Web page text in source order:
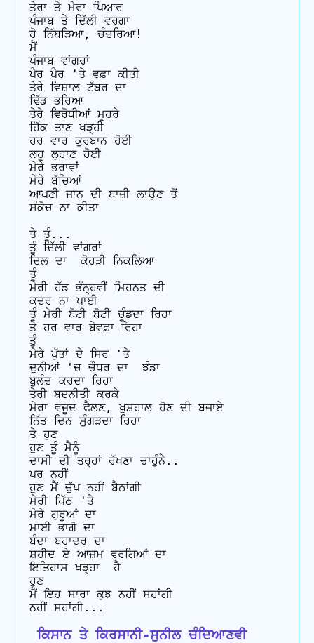
ਤੇਰਾ ਤੇ ਮੇਰਾ ਪਿਆਰ
ਪੰਜਾਬ ਤੇ ਦਿੱਲੀ ਵਰਗਾ
ਹੋ ਨਿੱਬੜਿਆ, ਚੰਦਰਿਆ!
ਮੈਂ
ਪੰਜਾਬ ਵਾਂਗਰਾਂ
ਪੈਰ ਪੈਰ 'ਤੇ ਵਫ਼ਾ ਕੀਤੀ
ਤੇਰੇ ਵਿਸ਼ਾਲ ਟੱਬਰ ਦਾ
ਢਿੱਡ ਭਰਿਆ
ਤੇਰੇ ਵਿਰੋਧੀਆਂ ਮੂਹਰੇ
ਹਿੱਕ ਤਾਣ ਖੜ੍ਹੀ
ਹਰ ਵਾਰ ਕੁਰਬਾਨ ਹੋਈ
ਲਹੂ ਲੁਹਾਣ ਹੋਈ
ਮੇਰੇ ਭਰਾਵਾਂ
ਮੇਰੇ ਬੱਚਿਆਂ
ਆਪਣੀ ਜਾਨ ਦੀ ਬਾਜ਼ੀ ਲਾਉਣ ਤੋਂ
ਸੰਕੋਚ ਨਾ ਕੀਤਾ
ਤੇ ਤੂੰ...
ਤੂੰ ਦਿੱਲੀ ਵਾਂਗਰਾਂ
ਦਿਲ ਦਾ  ਕੋਹੜੀ ਨਿਕਲਿਆ
ਤੂੰ
ਮੇਰੀ ਹੱਡ ਭੰਨ੍ਹਵੀਂ ਮਿਹਨਤ ਦੀ
ਕਦਰ ਨਾ ਪਾਈ
ਤੂੰ ਮੇਰੀ ਬੋਟੀ ਬੋਟੀ ਚੂੰਡਦਾ ਰਿਹਾ
ਤੇ ਹਰ ਵਾਰ ਬੇਵਫ਼ਾ ਰਿਹਾ
ਤੂੰ
ਮੇਰੇ ਪੁੱਤਾਂ ਦੇ ਸਿਰ 'ਤੇ
ਦੁਨੀਆਂ 'ਚ ਚੌਧਰ ਦਾ  ਝੰਡਾ
ਬੁਲੰਦ ਕਰਦਾ ਰਿਹਾ
ਤੇਰੀ ਬਦਨੀਤੀ ਕਰਕੇ
ਮੇਰਾ ਵਜੂਦ ਫੈਲਣ, ਖੁਸ਼ਹਾਲ ਹੋਣ ਦੀ ਬਜਾਏ
ਨਿੱਤ ਦਿਨ ਸੁੰਗੜਦਾ ਰਿਹਾ
ਤੇ ਹੁਣ
ਹੁਣ ਤੂੰ ਮੈਨੂੰ
ਦਾਸੀ ਦੀ ਤਰ੍ਹਾਂ ਰੱਖਣਾ ਚਾਹੁੰਨੈ..
ਪਰ ਨਹੀਂ
ਹੁਣ ਮੈਂ ਚੁੱਪ ਨਹੀਂ ਬੈਠਾਂਗੀ
ਮੇਰੀ ਪਿੱਠ 'ਤੇ
ਮੇਰੇ ਗੁਰੂਆਂ ਦਾ
ਮਾਈ ਭਾਗੋ ਦਾ
ਬੰਦਾ ਬਹਾਦਰ ਦਾ
ਸ਼ਹੀਦ ਏ ਆਜ਼ਮ ਵਰਗਿਆਂ ਦਾ
ਇਤਿਹਾਸ ਖੜ੍ਹਾ  ਹੈ
ਹੁਣ
ਮੈਂ ਇਹ ਸਾਰਾ ਕੁਝ ਨਹੀਂ ਸਹਾਂਗੀ
ਕਿਸਾਨ ਤੇ ਕਿਰਸਾਨੀ-ਸੁਨੀਲ ਚੰਦਿਆਣਵੀ